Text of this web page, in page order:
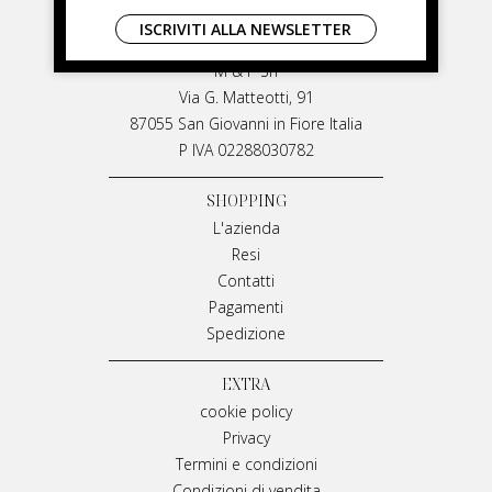
LIVIANA MIRARCHI
M & P Srl
Via G. Matteotti, 91
87055 San Giovanni in Fiore Italia
P IVA 02288030782
SHOPPING
L'azienda
Resi
Contatti
Pagamenti
Spedizione
EXTRA
cookie policy
Privacy
Termini e condizioni
ISCRIVITI ALLA NEWSLETTER